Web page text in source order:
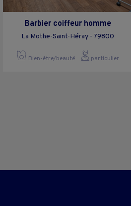
Barbier coiffeur homme
La Mothe-Saint-Héray - 79800
Bien-être/beauté particulier